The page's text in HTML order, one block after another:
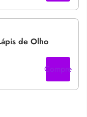
de Olho
Compre